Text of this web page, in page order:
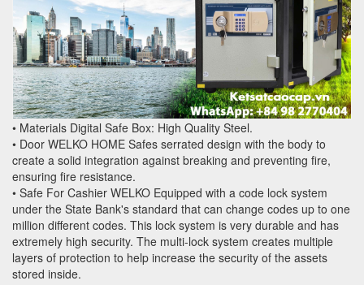
• Materials Digital Safe Box: High Quality Steel.
• Door WELKO HOME Safes serrated design with the body to
create a solid integration against breaking and preventing fire,
ensuring fire resistance.
• Safe For Cashier WELKO Equipped with a code lock system
under the State Bank's standard that can change codes up to one
million different codes. This lock system is very durable and has
extremely high security. The multi-lock system creates multiple
layers of protection to help increase the security of the assets
stored inside.